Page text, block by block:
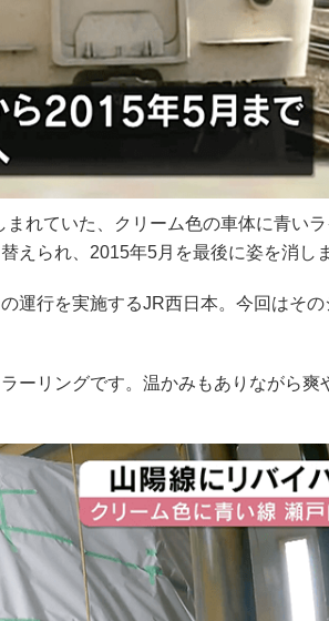
れていた、クリーム色の車体に青いラ
えられ、2015年5月を最後に姿を消し
運行を実施するJR西日本。今回はそ
ーリングです。温かみもありながら爽